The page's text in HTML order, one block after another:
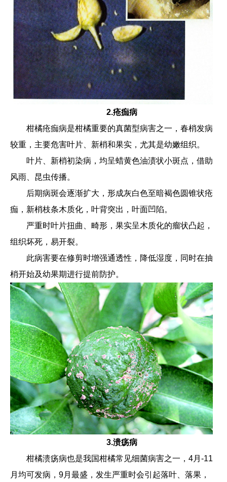
2.疮痂病
柑橘疮痂病是柑橘重要的真菌型病害之一，春梢发病
较重，主要危害叶片、新梢和果实，尤其是幼嫩组织。
叶片、新梢初染病，均呈蜡黄色油渍状小斑点，借助
风雨、昆虫传播。
后期病斑会逐渐扩大，形成灰白色至暗褐色圆锥状疮
痂，新梢枝条木质化，叶背突出，叶面凹陷。
严重时叶片扭曲、畸形，果实呈木质化的瘤状凸起，
组织坏死，易开裂。
此病害要在修剪时增强通透性，降低湿度，同时在抽
梢开始及幼果期进行提前防护。
3.溃疡病
柑橘溃疡病也是我国柑橘常见细菌病害之一，4月-11
月均可发病，9月最盛，发生严重时会引起落叶、落果，